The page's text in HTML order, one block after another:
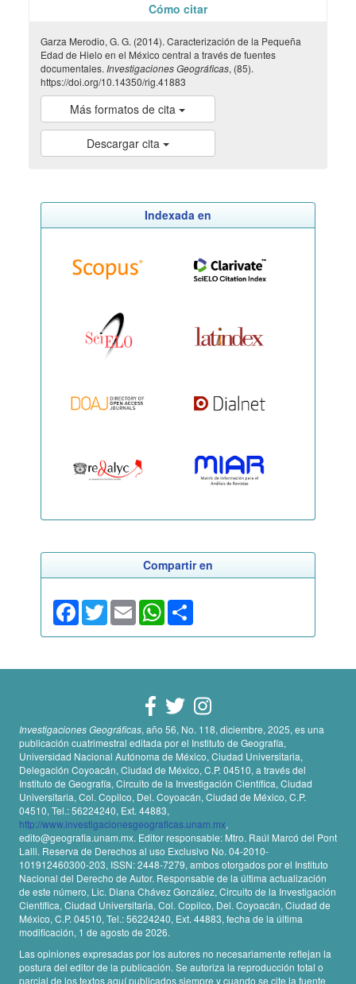
Cómo citar
Garza Merodio, G. G. (2014). Caracterización de la Pequeña
Edad de Hielo en el México central a través de fuentes
documentales. Investigaciones Geográficas, (85).
https://doi.org/10.14350/rig.41883
Más formatos de cita
Descargar cita
Indexada en
Compartir en
Facebook
TwitterEmail WhatsApp
Investigaciones Geográficas, año 56, No. 118, diciembre, 2025, es una
publicación cuatrimestral editada por el Instituto de Geografía,
Universidad Nacional Autónoma de México, Ciudad Universitaria,
Delegación Coyoacán, Ciudad de México, C.P. 04510, a través del
Instituto de Geografía, Circuito de la Investigación Científica, Ciudad
Universitaria, Col. Copilco, Del. Coyoacán, Ciudad de México, C.P.
04510, Tel.: 56224240, Ext. 44883,
http://www.investigacionesgeograficas.unam.mx,
edito@geografia.unam.mx. Editor responsable: Mtro. Raúl Marcó del Pont
Lalli. Reserva de Derechos al uso Exclusivo No. 04-2010-
101912460300-203, ISSN: 2448-7279, ambos otorgados por el Instituto
Nacional del Derecho de Autor. Responsable de la última actualización
de este número, Lic. Diana Chávez González, Circuito de la Investigación
Científica, Ciudad Universitaria, Col. Copilco, Del. Coyoacán, Ciudad de
México, C.P. 04510, Tel.: 56224240, Ext. 44883, fecha de la última
modificación, 1 de agosto de 2026.
Las opiniones expresadas por los autores no necesariamente reflejan la
postura del editor de la publicación. Se autoriza la reproducción total o
parcial de los textos aquí publicados siempre y cuando se cite la fuente